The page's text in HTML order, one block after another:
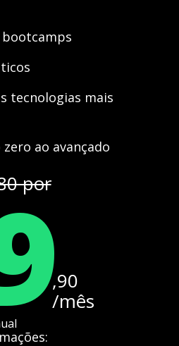
tecnologias mais
ao avançado
por
,90
/mês